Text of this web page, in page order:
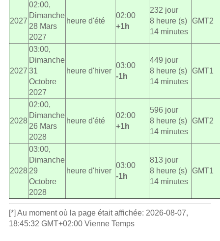
2027
02:00,
Dimanche
28 Mars
2027
heure d'été
02:00
+1h
232 jour
8 heure (s)
14 minutes
GMT2
2027
03:00,
Dimanche
31
Octobre
2027
heure d'hiver
03:00
-1h
449 jour
8 heure (s)
14 minutes
GMT1
2028
02:00,
Dimanche
26 Mars
2028
heure d'été
02:00
+1h
596 jour
8 heure (s)
14 minutes
GMT2
2028
03:00,
Dimanche
29
Octobre
2028
heure d'hiver
03:00
-1h
813 jour
8 heure (s)
14 minutes
GMT1
[*] Au moment où la page était affichée: 2026-08-07,
18:45:32 GMT+02:00 Vienne Temps